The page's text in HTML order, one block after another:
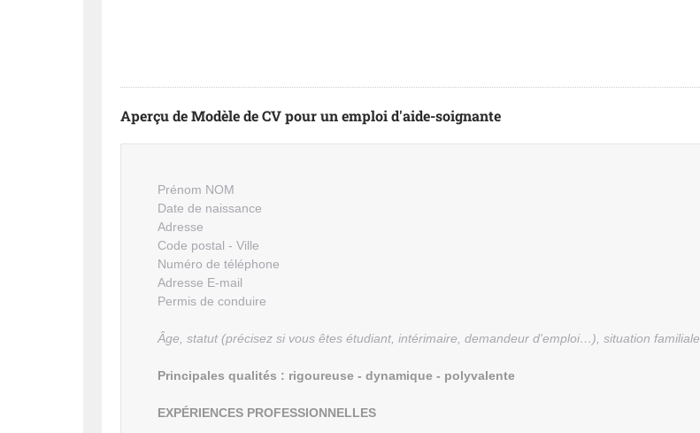
Aperçu de Modèle de CV pour un emploi d'aide-soignante
Prénom NOM
Date de naissance
Adresse
Code postal - Ville
Numéro de téléphone
Adresse E-mail
Permis de conduire
Âge, statut (précisez si vous êtes étudiant, intérimaire, demandeur d'emploi…), situation familiale
Principales qualités : rigoureuse - dynamique - polyvalente
EXPÉRIENCES PROFESSIONNELLES